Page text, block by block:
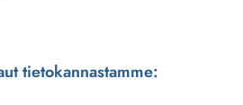
tietokannastamme: